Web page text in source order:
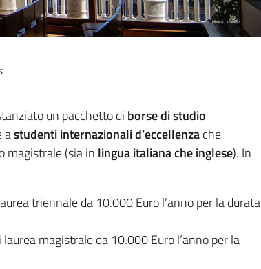
un pacchetto di borse di studio
astudenti internazionali d’eccellenzache
magistrale (sia in lingua italiana che inglese). In
triennale da 10.000 Euro l’anno per la durata
magistrale da 10.000 Euro l’anno per la